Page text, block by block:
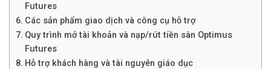
Futures
Các sản phẩm giao dịch và công cụ hỗ trợ
Quy trình mở tài khoản và nạp/rút tiền sàn Optimus
Futures
Hỗ trợ khách hàng và tài nguyên giáo dục